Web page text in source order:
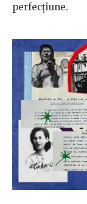
perfecțiune.